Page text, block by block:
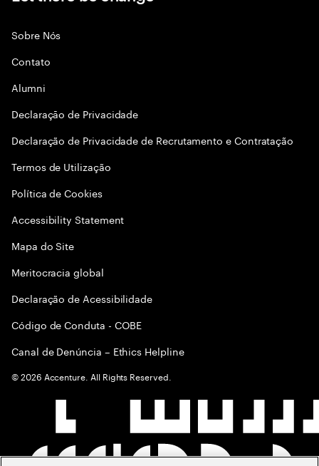
Sobre Nós
Contato
Alumni
Declaraçāo de Privacidade
Declaração de Privacidade de Recrutamento e Contratação
Termos de Utilização
Política de Cookies
Accessibility Statement
Mapa do Site
Meritocracia global
Declaração de Acessibilidade
Código de Conduta - COBE
Canal de Denúncia – Ethics Helpline
©2026 Accenture. All Rights Reserved.